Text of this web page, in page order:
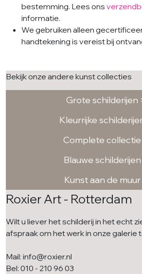
bestemming. Lees ons
informatie.
We gebruiken alleen
handtekening is vereist bij
Bekijk onze andere kunst collecties
Grote schilderijen
Kleurrijke
Complete
Blauwe
Kunst aan de
Roxier Art - Rotterdam
Wilt u liever het schilderij in het echt
afspraak om het werk in onze galerie
Mail: info@roxier.nl
Bel: 010 - 210 96 03